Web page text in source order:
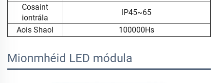
Cosaint
iontrála
IP45~65
Aois Shaol
100000Hs
Mionmhéid LED módula